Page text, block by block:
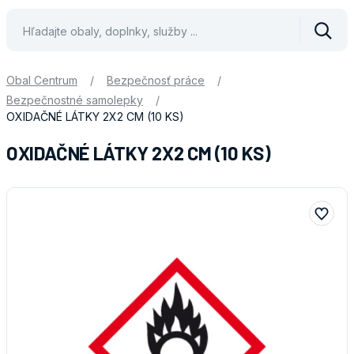
Obal Centrum / Bezpečnosť práce
/
Bezpečnostné samolepky
/
OXIDAČNÉ LÁTKY 2X2 CM (10 KS)
OXIDAČNÉ LÁTKY 2X2 CM (10 KS)